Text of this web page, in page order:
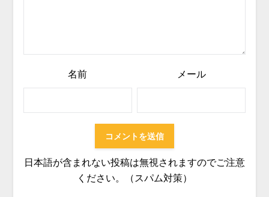
名前 メール
日本語が含まれない投稿は無視されますのでご注意
ください。（スパム対策）